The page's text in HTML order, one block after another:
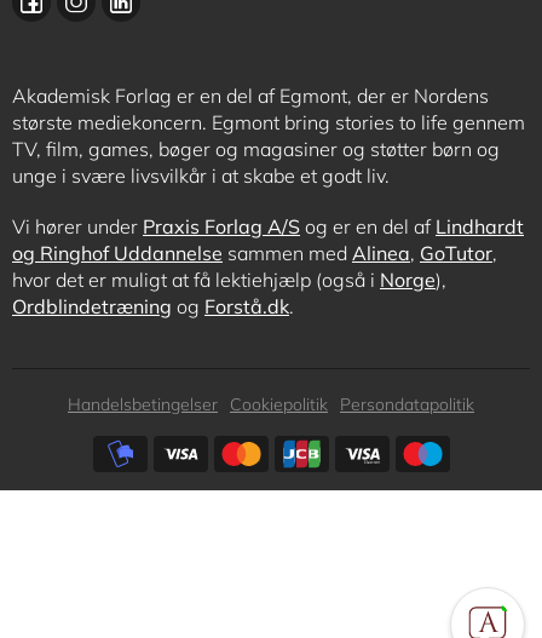
Akademisk Forlag er en del af Egmont, der er Nordens
største mediekoncern. Egmont bring stories to life gennem
TV, film, games, bøger og magasiner og støtter børn og
unge i svære livsvilkår i at skabe et godt liv.
Vi hører under Praxis Forlag A/S og er en del af Lindhardt
og Ringhof Uddannelse sammen med Alinea, GoTutor,
hvor det er muligt at få lektiehjælp (også i Norge),
Ordblindetræning og Forstå.dk.
Subfooter
Handelsbetingelser Cookiepolitik
Persondatapolitik
Subfooter
payment
options